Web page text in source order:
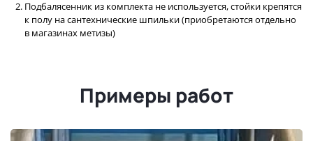
Подбалясенник из комплекта не используется, стойки крепятся
к полу на сантехнические шпильки (приобретаются отдельно
в магазинах метизы)
Примеры работ